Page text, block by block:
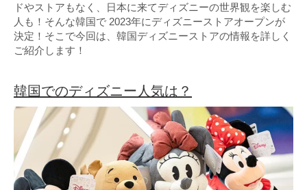
ドやストアもなく、日本に来てディズニーの世界観を楽しむ
人も！そんな韓国で 2023年にディズニーストアオープンが
決定！そこで今回は、韓国ディズニーストアの情報を詳しく
ご紹介します！
韓国でのディズニー人気は？